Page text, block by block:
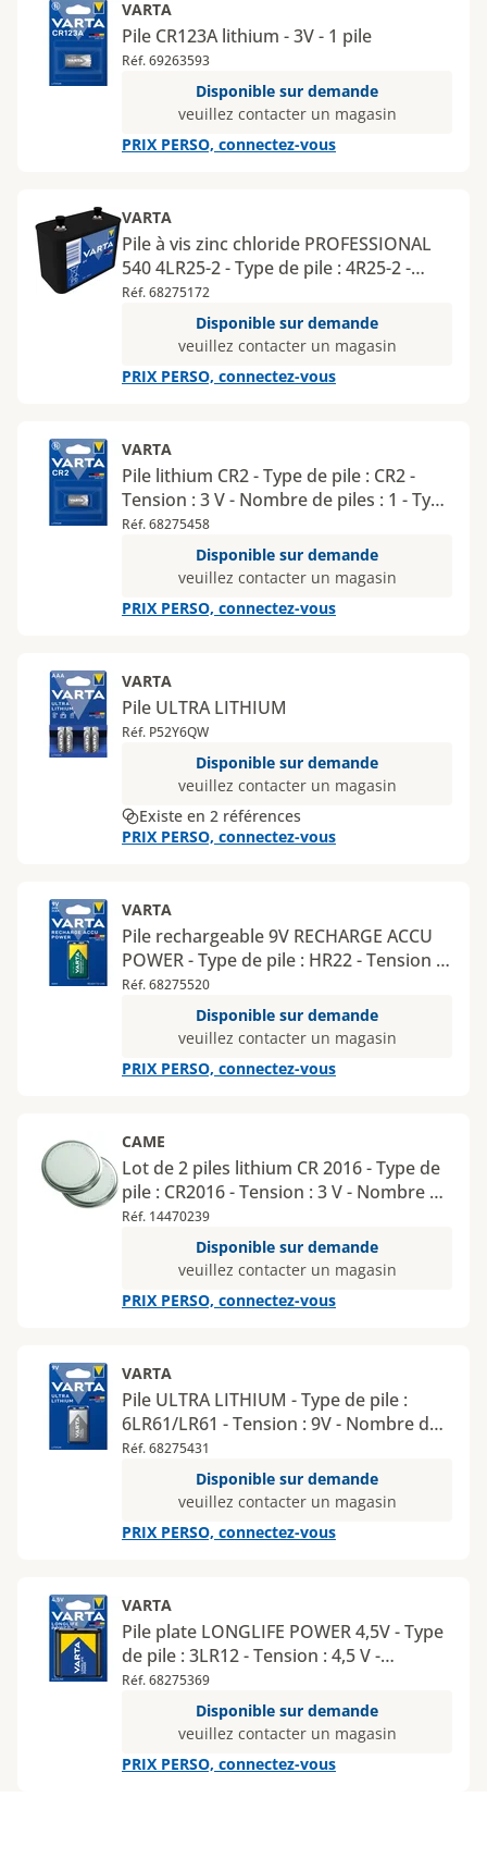
VARTA
Pile CR123A lithium - 3V - 1 pile
Réf. 69263593
Disponible sur demande
veuillez contacter un magasin
PRIX PERSO, connectez-vous
VARTA
Pile à vis zinc chloride PROFESSIONAL
540 4LR25-2 - Type de pile : 4R25-2 -
Tension : 6 V - Nombre de piles : 1 - Type
de conditionnement : boîte
Réf. 68275172
Disponible sur demande
veuillez contacter un magasin
PRIX PERSO, connectez-vous
VARTA
Pile lithium CR2 - Type de pile : CR2 -
Tension : 3 V - Nombre de piles : 1 - Type
de conditionnement : blister
Réf. 68275458
Disponible sur demande
veuillez contacter un magasin
PRIX PERSO, connectez-vous
VARTA
Pile ULTRA LITHIUM
Réf. P52Y6QW
Disponible sur demande
veuillez contacter un magasin
Existe en 2 références
PRIX PERSO, connectez-vous
VARTA
Pile rechargeable 9V RECHARGE ACCU
POWER - Type de pile : HR22 - Tension :
9 V - Nombre de piles : 1 - Type de
conditionnement : blister
Réf. 68275520
Disponible sur demande
veuillez contacter un magasin
PRIX PERSO, connectez-vous
CAME
Lot de 2 piles lithium CR 2016 - Type de
pile : CR2016 - Tension : 3 V - Nombre de
piles : 2 - Type de conditionnement :
Réf. 14470239
Disponible sur demande
veuillez contacter un magasin
PRIX PERSO, connectez-vous
VARTA
Pile ULTRA LITHIUM - Type de pile :
6LR61/LR61 - Tension : 9V - Nombre de
piles : 1 - Type de conditionnement :
Réf. 68275431
Disponible sur demande
veuillez contacter un magasin
PRIX PERSO, connectez-vous
VARTA
Pile plate LONGLIFE POWER 4,5V - Type
de pile : 3LR12 - Tension : 4,5 V -
Nombre de piles : 1 - Type de
conditionnement : blister
Réf. 68275369
Disponible sur demande
veuillez contacter un magasin
PRIX PERSO, connectez-vous